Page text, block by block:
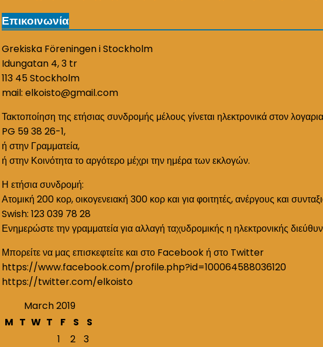
Επικοινωνία
Grekiska Föreningen i Stockholm
Idungatan 4, 3 tr
113 45 Stockholm
mail: elkoisto@gmail.com
Τακτοποίηση της ετήσιας συνδρομής μέλους γίνεται ηλεκτρονικά στον
PG 59 38 26-1,
ή στην Γραμματεία,
ή στην Κοινότητα το αργότερο μέχρι την ημέρα των εκλογών.
Η ετήσια συνδρομή:
Ατομική 200 κορ, οικογενειακή 300 κορ και για φοιτητές, ανέργους και
Swish: 123 039 78 28
Ενημερώστε την γραμματεία για αλλαγή ταχυδρομικής η ηλεκτρονικής
Μπορείτε να μας επισκεφτείτε και στο Facebook ή στο Twitter
https://www.facebook.com/profile.php?id=100064588036120
https://twitter.com/elkoisto
March 2019
M T W T F S
S
1
2
3